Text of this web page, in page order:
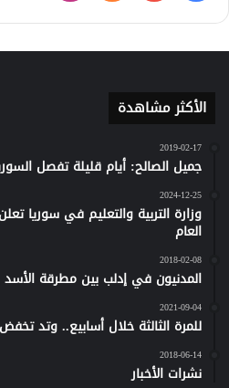
كلاود
الأكثر مشاهدة
2019-02-17
جميل الصالح: أيام قليلة تفصل
2024-12-25
وزارة التربية والتعليم في سوريا
العام
2018-02-08
المدنيون في إدلب بين مطرقة الأسد
2021-09-04
للمرة الثالثة خلال أسابيع.. وتد
2018-06-14
نشرات الأخبار